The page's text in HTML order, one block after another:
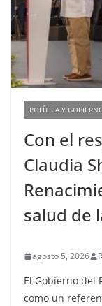
POLÍTICA Y
Con el
Claudia
salud de
agosto 5, 2026
El Gobierno del
como un